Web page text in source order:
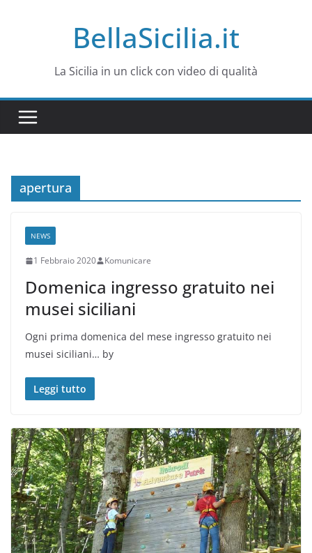
BellaSicilia.it
La Sicilia in un click con video di qualità
apertura
NEWS
1 Febbraio 2020 Komunicare
Domenica ingresso gratuito nei
musei siciliani
Ogni prima domenica del mese ingresso gratuito nei
musei siciliani… by
Leggi tutto